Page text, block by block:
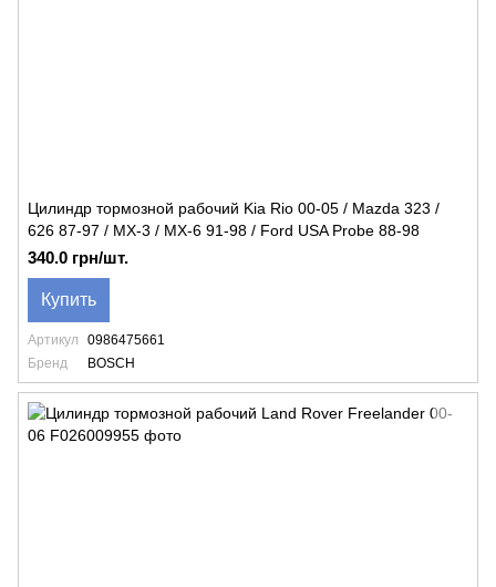
Цилиндр тормозной рабочий Kia Rio 00-05 / Mazda 323 /
626 87-97 / MX-3 / MX-6 91-98 / Ford USA Probe 88-98
340.0 грн/шт.
Купить
Артикул
0986475661
Бренд
BOSCH